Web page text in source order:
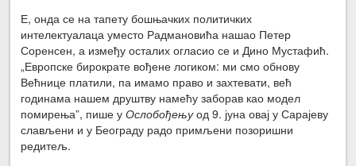
Е, онда се на тапету бошњачких политичких
интелектуалаца уместо Радмановића нашао Петер
Соренсен, а између осталих огласио се и Дино Мустафић.
„Европске бирократе вођене логиком: ми смо обнову
Већнице платили, па имамо право и захтевати, већ
годинама нашем друштву намећу заборав као модел
помирења”, пише уОслобођењуод 9. јуна овај у Сарајеву
слављени и у Београду радо примљени позоришни
редитељ.